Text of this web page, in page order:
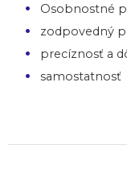
Osobnostné
zodpovedný
precíznosť a
samostatnosť